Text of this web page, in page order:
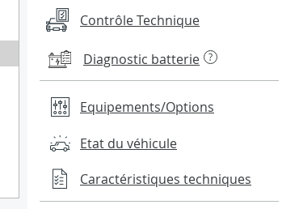
Contrôle Technique
Diagnostic batterie ?
Equipements/Options
Etat du véhicule
Caractéristiques techniques